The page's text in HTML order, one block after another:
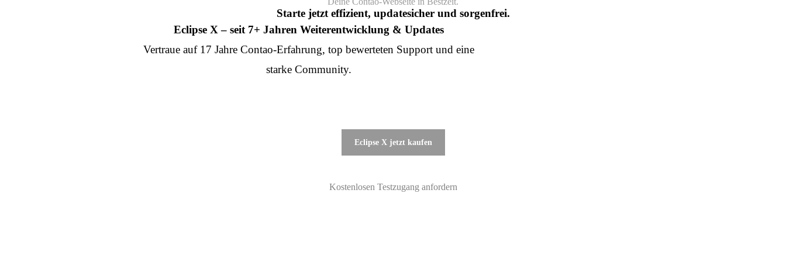
Starte jetzt effizient, updatesicher und sorgenfrei.
Eclipse X – seit 7+ Jahren Weiterentwicklung & Updates
Vertraue auf 17 Jahre Contao-Erfahrung, top bewerteten Support und eine
starke Community.
Eclipse X jetzt kaufen
Kostenlosen Testzugang anfordern